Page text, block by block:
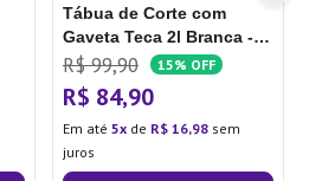
Tábua de Corte com
Gaveta Teca 2l Branca -
Nitron
R$ 99,90 15% OFF
R$ 84,90
Em até 5 de R$ 16,98 sem
juros